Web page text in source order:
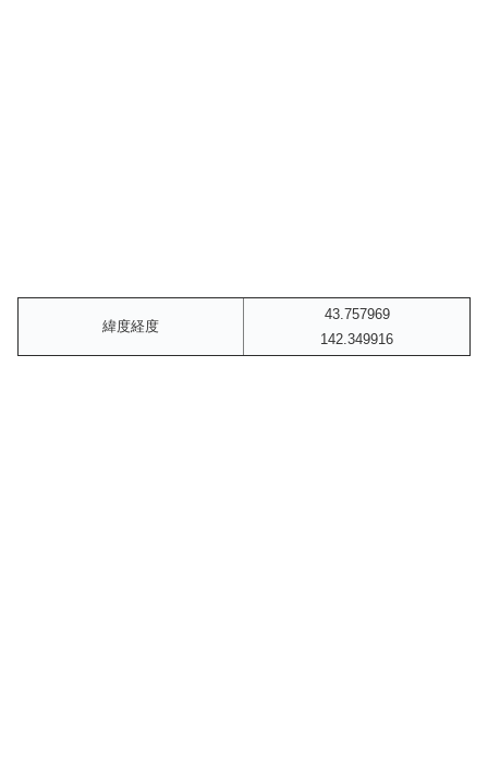
緯度経度
43.757969
142.349916